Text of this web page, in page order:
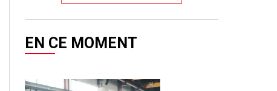
EN CE MOMENT